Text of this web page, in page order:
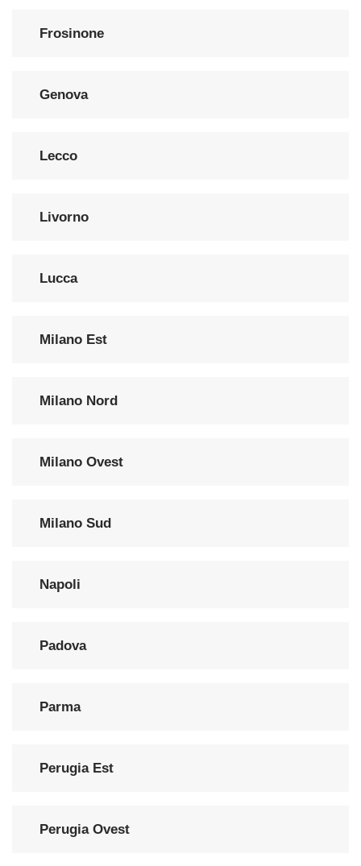
Frosinone
Genova
Lecco
Livorno
Lucca
Milano Est
Milano Nord
Milano Ovest
Milano Sud
Napoli
Padova
Parma
Perugia Est
Perugia Ovest